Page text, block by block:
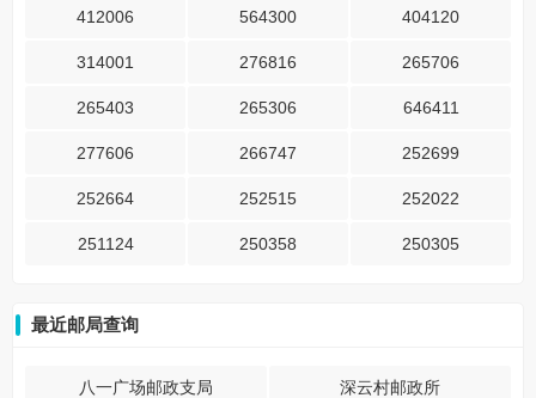
412006 564300 404120
314001 276816 265706
265403 265306 646411
277606 266747 252699
252664 252515 252022
251124 250358 250305
最近邮局查询
八一广场邮政支局 深云村邮政所